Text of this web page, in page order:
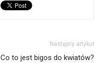
Następny artykuł
Co to jest bigos do kwiatów?